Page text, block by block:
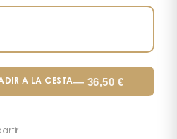
A LA CESTA— 36,50 €